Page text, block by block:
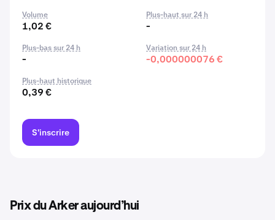
Volume
1,02 €
Plus-haut sur 24 h
-
Plus-bas sur 24 h
-
Variation sur 24 h
-0,000000076 €
Plus-haut historique
0,39 €
S'inscrire
Prix du Arker aujourd’hui